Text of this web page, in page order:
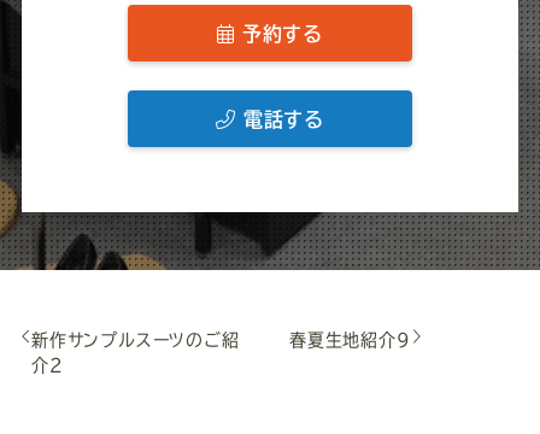
予約する
電話する
新作サンプルスーツのご紹
介2
春夏生地紹介9